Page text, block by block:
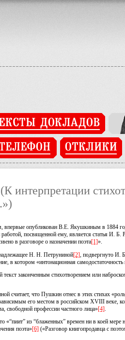
интерпретации
впервые опубликован В.Е. Якушкиным в 1884
посвященной ему, является статья И. Б.
в разговоре о назначении поэта[1]».
Н. Н. Петруниной[2], подвергнуто И.
в котором «интонационная
законченным стихотворением или
считает, что Пушкин отнес в этих стихах
его местом в российском ХVIII веке,
свободной профессии частного лица»[4].
из “блаженных” времен ни в коей мере
поэта»[6] («Разговор книгопродавца с